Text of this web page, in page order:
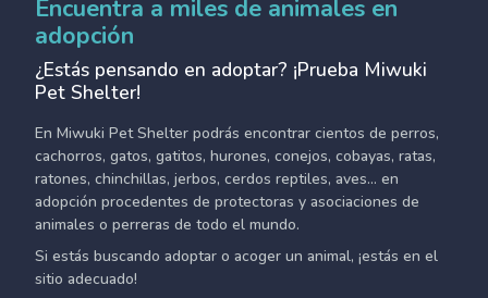
Encuentra a miles de animales en
adopción
¿Estás pensando en adoptar? ¡Prueba Miwuki
Pet Shelter!
En Miwuki Pet Shelter podrás encontrar cientos de perros,
cachorros, gatos, gatitos, hurones, conejos, cobayas, ratas,
ratones, chinchillas, jerbos, cerdos reptiles, aves... en
adopción procedentes de protectoras y asociaciones de
animales o perreras de todo el mundo.
Si estás buscando adoptar o acoger un animal, ¡estás en el
sitio adecuado!